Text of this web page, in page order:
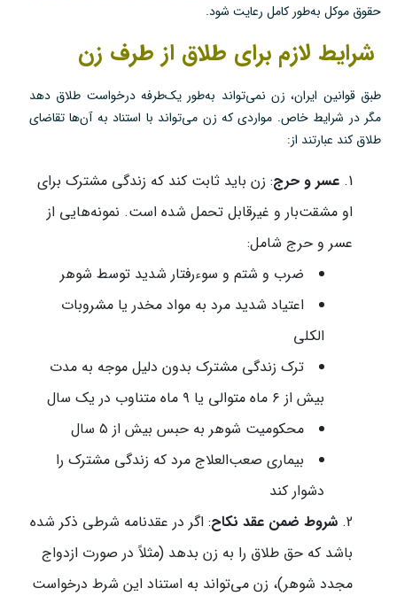
حقوق موکل به‌طور کامل رعایت شود.
شرایط لازم برای طلاق از طرف زن
طبق قوانین ایران، زن نمی‌تواند به‌طور یک‌طرفه درخواست طلاق دهد
مگر در شرایط خاص. مواردی که زن می‌تواند با استناد به آن‌ها تقاضای
طلاق کند عبارتند از:
عسر و حرج: زن باید ثابت کند که زندگی مشترک برای
او مشقت‌بار و غیرقابل تحمل شده است. نمونه‌هایی از
عسر و حرج شامل:
ضرب و شتم و سوءرفتار شدید توسط شوهر
اعتیاد شدید مرد به مواد مخدر یا مشروبات
الکلی
ترک زندگی مشترک بدون دلیل موجه به مدت
بیش از ۶ ماه متوالی یا ۹ ماه متناوب در یک سال
محکومیت شوهر به حبس بیش از ۵ سال
بیماری صعب‌العلاج مرد که زندگی مشترک را
دشوار کند
شروط ضمن عقد نکاح: اگر در عقدنامه شرطی ذکر شده
باشد که حق طلاق را به زن بدهد (مثلاً در صورت ازدواج
مجدد شوهر)، زن می‌تواند به استناد این شرط درخواست